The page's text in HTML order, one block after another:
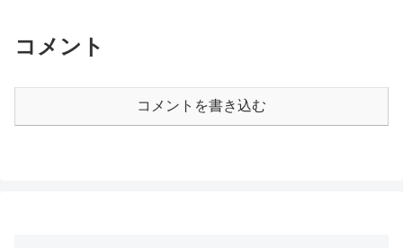
コメント
コメントを書き込む